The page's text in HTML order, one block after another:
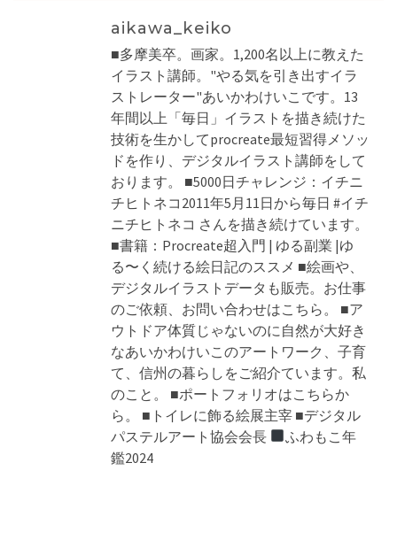
aikawa_keiko
■多摩美卒。画家。1,200名以上に教えた
イラスト講師。"やる気を引き出すイラ
ストレーター"あいかわけいこです。13
年間以上「毎日」イラストを描き続けた
技術を生かしてprocreate最短習得メソッ
ドを作り、デジタルイラスト講師をして
おります。 ■5000日チャレンジ：イチニ
チヒトネコ2011年5月11日から毎日 #イチ
ニチヒトネコ さんを描き続けています。
■書籍：Procreate超入門 | ゆる副業 |ゆ
る〜く続ける絵日記のススメ ■絵画や、
デジタルイラストデータも販売。お仕事
のご依頼、お問い合わせはこちら。 ■ア
ウトドア体質じゃないのに自然が大好き
なあいかわけいこのアートワーク、子育
て、信州の暮らしをご紹介ています。私
のこと。 ■ポートフォリオはこちらか
ら。 ■トイレに飾る絵展主宰 ■デジタル
パステルアート協会会長
ふわもこ年
鑑2024